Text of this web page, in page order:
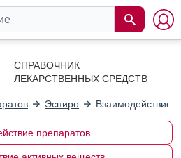
СПРАВОЧНИК
ЛЕКАРСТВЕННЫХ СРЕДСТВ
Эспиро Взаимодействие
препаратов